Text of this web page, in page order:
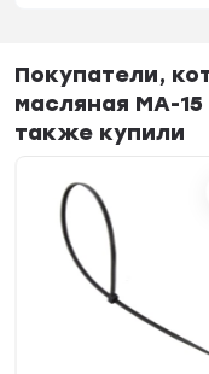
Покупатели,
масляная МА-15
также купили